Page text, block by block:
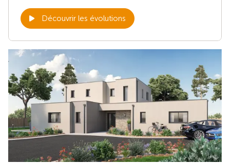
Découvrir les évolutions